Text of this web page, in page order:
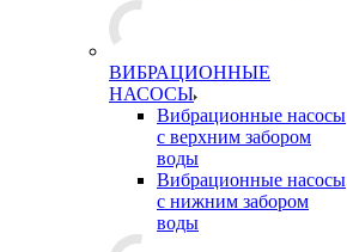
ВИБРАЦИОННЫЕ
НАСОСЫ
Вибрационные насосы
с верхним забором
воды
Вибрационные насосы
с нижним забором
воды